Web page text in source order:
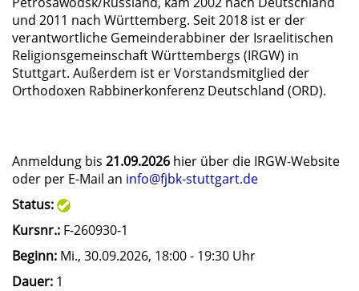
und 2011 nach Württemberg. Seit 2018 ist er der
verantwortliche Gemeinderabbiner der Israelitischen
Religionsgemeinschaft Württembergs (IRGW) in
Stuttgart. Außerdem ist er Vorstandsmitglied der
Orthodoxen Rabbinerkonferenz Deutschland (ORD).
Anmeldung bis 21.09.2026 hier über die IRGW-Website
oder per E-Mail an info@fjbk-stuttgart.de
Status:
Kursnr.: F-260930-1
Beginn: Mi., 30.09.2026, 18:00 - 19:30 Uhr
Dauer: 1